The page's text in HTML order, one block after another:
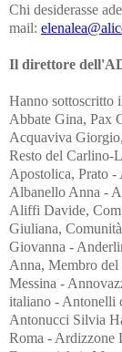
Chi desiderasse
mail:
Il direttore
Hanno sottoscritto
Abbate Gina, Pax Christi, Bolzano - Achille Cesarini Clara - Acquaviva Giorgio, Vaticanista Quotidiano Nazionale (Il Giorno-Il Resto del Carlino-La Nazione) - Affuso Mario, Pastore della Chiesa Apostolica, Prato - Airoldi Maria Silvia - Alati Tilli Carla - Albanello Anna - Alessandria don Gianni, Preteoperaio e Parroco - Aliffi Davide, Comunità di Base di Bologna (Ardizzone) - Aliffi Giuliana, Comunità di Base di Bologna (Ardizzone) - Almerico Giovanna - Anderlini Gianpaolo, Redazione Qol - Andronaco Anna, Membro del SAE (Segretariato Attività Ecumeniche), Messina - Annovazzi Antonella - Antimi Claudio, Docente di italiano - Antonelli don Aldo, Parrocco di Avezzano (AQ) - Antonucci Silvia Haia, Archivio Storico della Comunità Ebraica, Roma - Ardizzone Letteria, Membro del SAE (Segretariato Attività Ecumeniche), Messina - Artom Gahed Cornelia - Assenso Filena, Religiosa cattolica, Direttivo Amicizia Ebraico-Cristiana di Roma - Astesani Luca - Augugliaro Alfonso, Membro del SAE (Segretariato Attività Ecumeniche), Messina - Baccarini Marcella, Comunità di Base di Bologna (Ardizzone) - Bachelet Giovanni, Ordinario di Fisica, Università “La Sapienza”, Roma - Baffioni Carmela, Docente di Storia della Filosofia Islamica, Università “L’Orientale”, Napoli - Baffioni Venturi Luciano - Baini Pierpaolo, Membro Commissione Ecumenismo e Dialogo, Diocesi di Lodi - Baldi Johnny Samuele, Archeologo Orientalista - Ballabio Fabio, Segretario Commissione Ecumenismo e Dialogo, Diocesi di Milano - Ballarini Giovanni, Professore emerito, Università di Parma - Balzani Vincenzo, Dipartimento di Chimica “G. Ciamician”, Università di Bologna - Banzato Rossella - Barbati Biondo Gianfranca - Baroncelli Molducci Maria Angela, Presidente Amicizia Ebraico-Cristiana di Romagna - Barone Antonino, Membro del SAE (Segretariato Attività Ecumeniche), Messina - Barone-Restuccia Grazia, Membro del SAE (Segretariato Attività Ecumeniche), Messina - Bartolini Fabia Veronica - Bartolomei Adelina, Psicologa, Amicizia Ebraico-Cristiana, Roma - Basile Domenico - Bassetti Maurizio - Basso Ricci Luisella - Basso Ugo, Docente di Lettere e Redattore di “Notam” e del “Gallo” - Bazec Dario, Docente presso l’Università della Terza Età, Trieste - Bellavite Vittorio, Coordinatore di “Noi siamo Chiesa” - Belloni Claudio, Dottore di Ricerca e Docente di Filosofia - Belloni Massimo - Benazzi Maurizio, Presidente di Ecumenici - Benussi Malesani Luisa - Bernardini Paolo, Docente di Storia, Università dell’Insubria, Como - Bertagnolli Paolo - Bertani Giulio - Bertani Guido - Bertani Maurizio, Bancario - Bertola Giuliana –Membro del SAE (Segretariato Attività Ecumeniche), Ivrea - Bertozzi Nealda - Bianco Francesca, Docente - Biglia Ambrogio - Boccaccini Gabriele, Docente di Storia del Giudaismo Antico e di Cristianesimo delle Origini, University of Michigan, Direttore di “Henoch” - Boccara Elia - Bodrato Aldo, Redattore mensile “Il Foglio” - Boffi Pietro - Boga Alessandra - Bogo suor Maria do Carmo, Missionaria Comboniana a Bogotá, Colombia - Boidi Filippo - Bonaccorsi Aurora - Bonetti Zanda